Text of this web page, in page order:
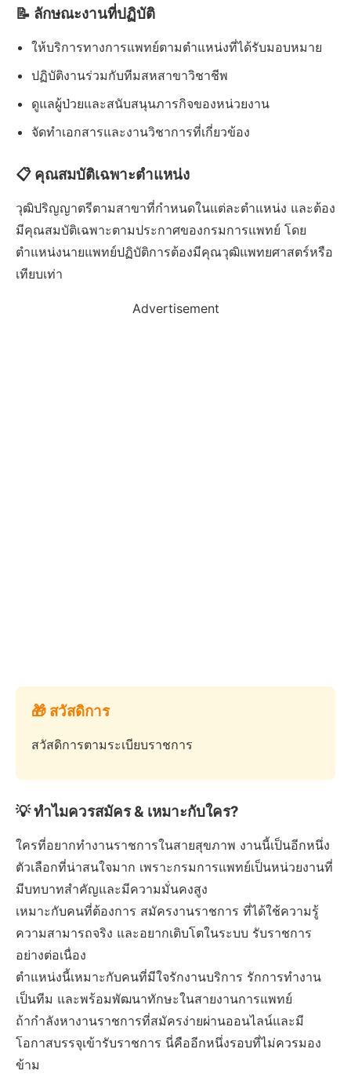
📝 ลักษณะงานที่ปฏิบัติ
ให้บริการทางการแพทย์ตามตำแหน่งที่ได้รับมอบหมาย
ปฏิบัติงานร่วมกับทีมสหสาขาวิชาชีพ
ดูแลผู้ป่วยและสนับสนุนภารกิจของหน่วยงาน
จัดทำเอกสารและงานวิชาการที่เกี่ยวข้อง
📋 คุณสมบัติเฉพาะตำแหน่ง
วุฒิปริญญาตรีตามสาขาที่กำหนดในแต่ละตำแหน่ง และต้อง
มีคุณสมบัติเฉพาะตามประกาศของกรมการแพทย์ โดย
ตำแหน่งนายแพทย์ปฏิบัติการต้องมีคุณวุฒิแพทยศาสตร์หรือ
เทียบเท่า
Advertisement
🎁 สวัสดิการ
สวัสดิการตามระเบียบราชการ
💡 ทำไมควรสมัคร & เหมาะกับใคร?
ใครที่อยากทำงานราชการในสายสุขภาพ งานนี้เป็นอีกหนึ่ง
ตัวเลือกที่น่าสนใจมาก เพราะกรมการแพทย์เป็นหน่วยงานที่
มีบทบาทสำคัญและมีความมั่นคงสูง
เหมาะกับคนที่ต้องการ สมัครงานราชการ ที่ได้ใช้ความรู้
ความสามารถจริง และอยากเติบโตในระบบ รับราชการ
อย่างต่อเนื่อง
ตำแหน่งนี้เหมาะกับคนที่มีใจรักงานบริการ รักการทำงาน
เป็นทีม และพร้อมพัฒนาทักษะในสายงานการแพทย์
ถ้ากำลังหางานราชการที่สมัครง่ายผ่านออนไลน์และมี
โอกาสบรรจุเข้ารับราชการ นี่คืออีกหนึ่งรอบที่ไม่ควรมอง
ข้าม